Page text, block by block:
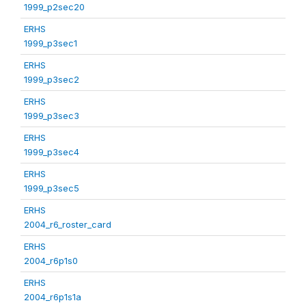
1999_p2sec20
ERHS
1999_p3sec1
ERHS
1999_p3sec2
ERHS
1999_p3sec3
ERHS
1999_p3sec4
ERHS
1999_p3sec5
ERHS
2004_r6_roster_card
ERHS
2004_r6p1s0
ERHS
2004_r6p1s1a